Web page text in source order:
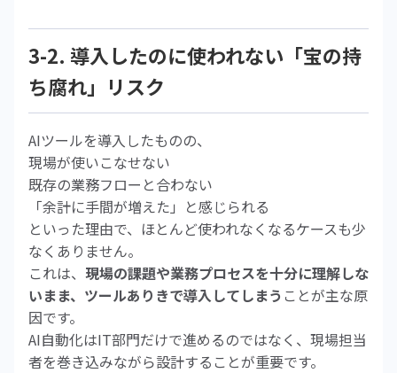
3-2. 導入したのに使われない「宝の持
ち腐れ」リスク
AIツールを導入したものの、
現場が使いこなせない
既存の業務フローと合わない
「余計に手間が増えた」と感じられる
といった理由で、ほとんど使われなくなるケースも少
なくありません。
これは、 現場の課題や業務プロセスを十分に理解しな
いまま、ツールありきで導入してしまう ことが主な原
因です。
AI自動化はIT部門だけで進めるのではなく、現場担当
者を巻き込みながら設計することが重要です。